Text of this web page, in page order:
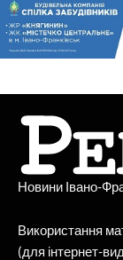
Новини Івано-
Використання
(для інтернет-